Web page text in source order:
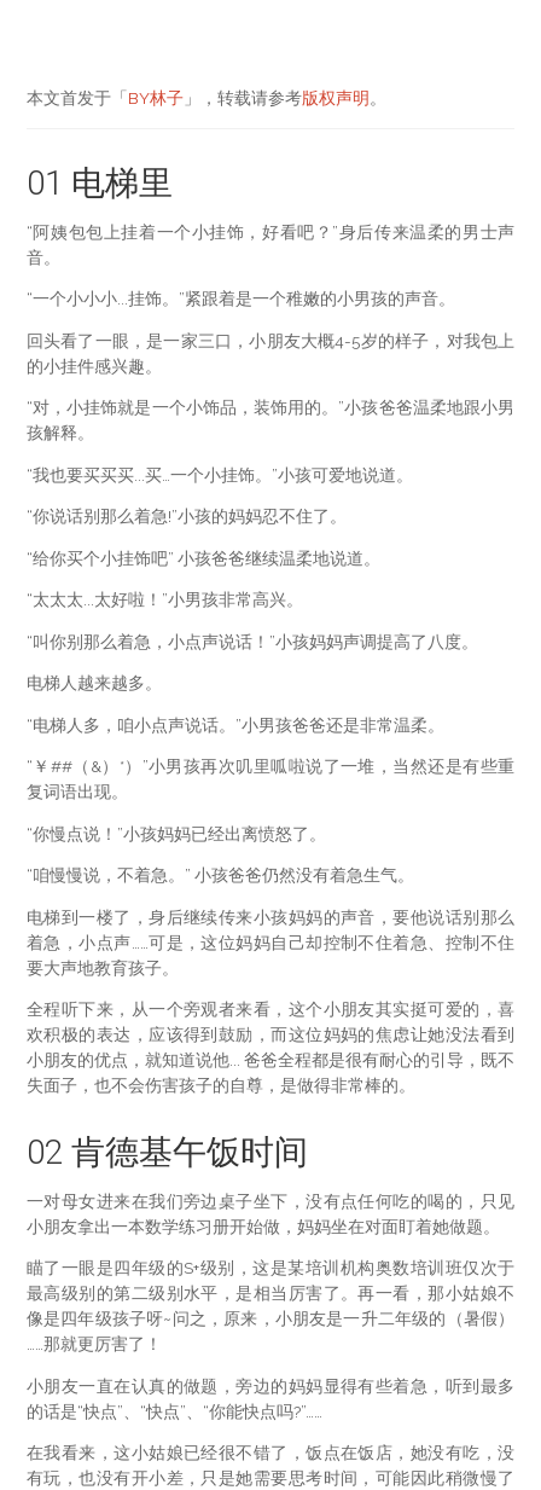
本文首发于「 BY林子」，转载请参考版权声明。
01 电梯里
“阿姨包包上挂着一个小挂饰，好看吧？”身后传来温柔的男士声
音。
“一个小小小...挂饰。”紧跟着是一个稚嫩的小男孩的声音。
回头看了一眼，是一家三口，小朋友大概4-5岁的样子，对我包上
的小挂件感兴趣。
“对，小挂饰就是一个小饰品，装饰用的。”小孩爸爸温柔地跟小男
孩解释。
“我也要买买买...买…一个小挂饰。”小孩可爱地说道。
“你说话别那么着急!”小孩的妈妈忍不住了。
“给你买个小挂饰吧” 小孩爸爸继续温柔地说道。
“太太太...太好啦！”小男孩非常高兴。
“叫你别那么着急，小点声说话！”小孩妈妈声调提高了八度。
电梯人越来越多。
“电梯人多，咱小点声说话。”小男孩爸爸还是非常温柔。
“￥##（&）*）”小男孩再次叽里呱啦说了一堆，当然还是有些重
复词语出现。
“你慢点说！”小孩妈妈已经出离愤怒了。
“咱慢慢说，不着急。” 小孩爸爸仍然没有着急生气。
电梯到一楼了，身后继续传来小孩妈妈的声音，要他说话别那么
着急，小点声……可是，这位妈妈自己却控制不住着急、控制不住
要大声地教育孩子。
全程听下来，从一个旁观者来看，这个小朋友其实挺可爱的，喜
欢积极的表达，应该得到鼓励，而这位妈妈的焦虑让她没法看到
小朋友的优点，就知道说他... 爸爸全程都是很有耐心的引导，既不
失面子，也不会伤害孩子的自尊，是做得非常棒的。
02 肯德基午饭时间
一对母女进来在我们旁边桌子坐下，没有点任何吃的喝的，只见
小朋友拿出一本数学练习册开始做，妈妈坐在对面盯着她做题。
瞄了一眼是四年级的S+级别，这是某培训机构奥数培训班仅次于
最高级别的第二级别水平，是相当厉害了。再一看，那小姑娘不
像是四年级孩子呀~问之，原来，小朋友是一升二年级的（暑假）
……那就更厉害了！
小朋友一直在认真的做题，旁边的妈妈显得有些着急，听到最多
的话是“快点”、“快点”、“你能快点吗?”……
在我看来，这小姑娘已经很不错了，饭点在饭店，她没有吃，没
有玩，也没有开小差，只是她需要思考时间，可能因此稍微慢了